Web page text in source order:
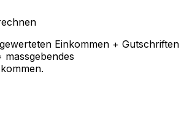
Einkommen + Gutschriften
massgebendes